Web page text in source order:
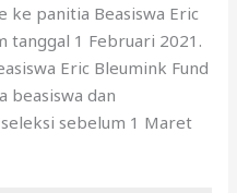
ke panitia Beasiswa Eric
tanggal 1 Februari 2021.
Eric Bleumink Fund
beasiswa dan
sebelum 1 Maret